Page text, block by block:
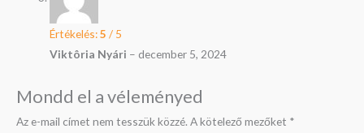
Értékelés:5 / 5
Viktôria Nyári – december 5, 2024
Mondd el a véleményed
Az e-mail címet nem tesszük közzé. A kötelező mezőket *